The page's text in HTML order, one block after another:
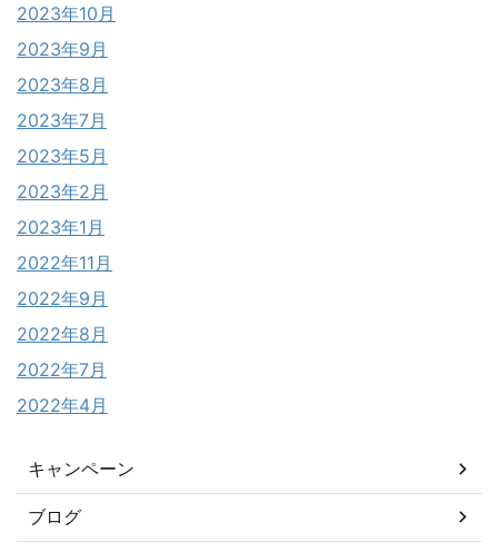
2023年10月
2023年9月
2023年8月
2023年7月
2023年5月
2023年2月
2023年1月
2022年11月
2022年9月
2022年8月
2022年7月
2022年4月
キャンペーン
ブログ